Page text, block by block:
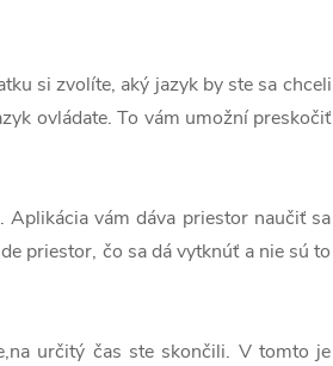
si zvolíte, aký jazyk by ste sa chceli
ovládate. To vám umožní preskočiť
vám dáva priestor naučiť sa
priestor, čo sa dá vytknúť a nie sú to
určitý čas ste skončili. V tomto je